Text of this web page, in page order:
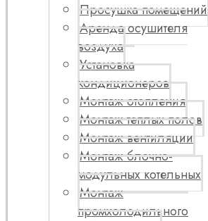
Просушка помещений
Аренда осушителя
воздуха
Установка
кондиционеров
Монтаж отопления
Монтаж теплых полов
Монтаж вентиляции
Монтаж блочно-
модульных котельных
Монтаж
промхолодильного